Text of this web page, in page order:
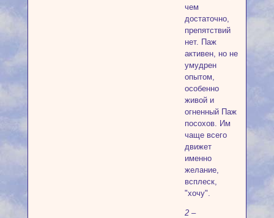
чем
достаточно,
препятствий
нет. Паж
активен, но не
умудрен
опытом,
особенно
живой и
огненный Паж
посохов. Им
чаще всего
движет
именно
желание,
всплеск,
"хочу".
2 –